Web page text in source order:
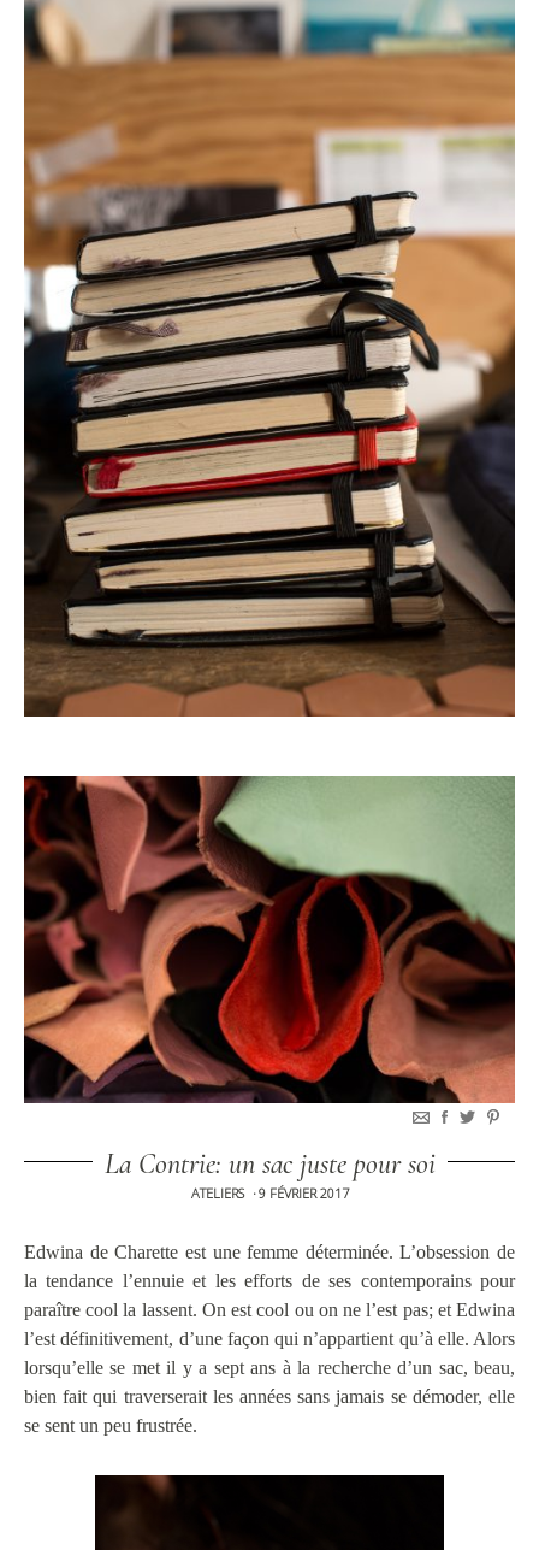
La Contrie: un sac juste pour soi
ATELIERS •9 FÉVRIER 2017
Edwina de Charette est une femme déterminée. L’obsession de
la tendance l’ennuie et les efforts de ses contemporains pour
paraître cool la lassent. On est cool ou on ne l’est pas; et Edwina
l’est définitivement, d’une façon qui n’appartient qu’à elle. Alors
lorsqu’elle se met il y a sept ans à la recherche d’un sac, beau,
bien fait qui traverserait les années sans jamais se démoder, elle
se sent un peu frustrée.